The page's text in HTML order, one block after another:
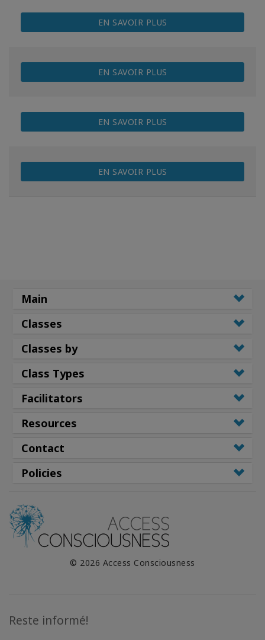
EN SAVOIR PLUS
EN SAVOIR PLUS
EN SAVOIR PLUS
EN SAVOIR PLUS
Main
Classes
Classes by
Class Types
Facilitators
Resources
Contact
Policies
© 2026 Access Consciousness
Reste informé!